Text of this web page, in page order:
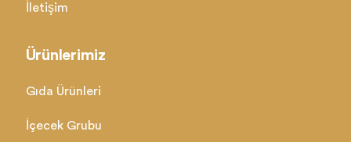
İletişim
Ürünlerimiz
Gıda Ürünleri
İçecek Grubu